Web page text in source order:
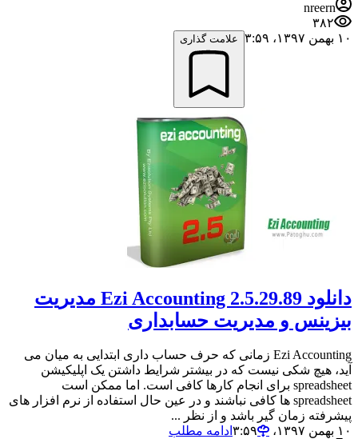
nreern
۳۸۲
۱۰ بهمن ۱۳۹۷،‏ ۳:۵۹
علامت گذاری
دانلود Ezi Accounting 2.5.29.89 مدیریت
بیزینس و مدیریت حسابداری
Ezi Accounting زمانی که حرف حساب داری ابتدایی به میان می
آید، هیچ شکی نیست که در بیشتر شرایط داشتن یک اپلیکیشن
spreadsheet برای انجام کارها کافی است. اما ممکن است
spreadsheet ها کافی نباشند و در عین حال استفاده از نرم افزار های
پیشرفته زمان گیر باشد و از نظر ...
۱۰ بهمن ۱۳۹۷،‏ ۳:۵۹
ادامه مطلب